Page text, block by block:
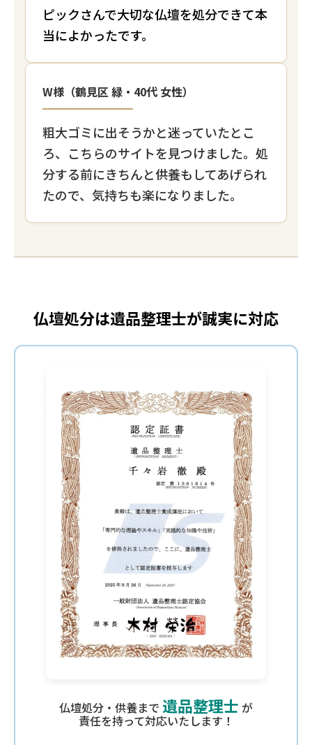
ピックさんで大切な仏壇を処分できて本
当によかったです。
W様（鶴見区 緑・40代 女性）
粗大ゴミに出そうかと迷っていたとこ
ろ、こちらのサイトを見つけました。処
分する前にきちんと供養もしてあげられ
たので、気持ちも楽になりました。
仏壇処分は遺品整理士が誠実に対応
仏壇処分・供養まで 遺品整理士 が
責任を持って対応いたします！